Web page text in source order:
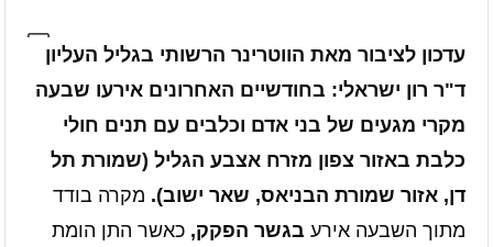
עדכון לציבור מאת הווטרינר הרשותי בגליל העליון
ד"ר רון ישראלי: בחודשיים האחרונים אירעו שבעה
מקרי מגעים של בני אדם וכלבים עם תנים חולי
כלבת באזור צפון מזרח אצבע הגליל (שמורת תל
דן, אזור שמורת הבניאס, שאר ישוב). מקרה בודד
מתוך השבעה אירע בגשר הפקק, כאשר התן הומת